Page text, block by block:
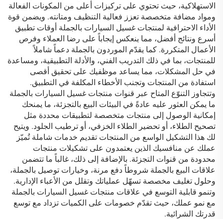
الاستهلاكية، حيث تحتوي على تركيزات أعلى من المكونات الفعالة
ومواد مضافة متخصصة تعزز فعالية التنظيف ومتانته. ويضمن قوة
الأداء الاحترافية لمنتجات غسيل السيارات بالجملة أوقات تطبيق
أسرع ونتائج أفضل، مما ينعكس إيجاباً على رضا العملاء وفرص
الأعمال المتكررة. كما يقدّم الموردون بالجملة دعماً شاملاً
للمنتجات، بما في ذلك التدريب الفني، والأدلة التطبيقية، ومساعدة
في حل المشكلات، مما يساعد موظفيك على تحقيق أقصى
استفادة من المنتجات وتجنب الأخطاء المكلفة في التطبيق.
وتتجاوز التنوّع المتاح عبر قنوات منتجات غسيل السيارات بالجملة
ما يمكن العثور عليه عادةً في البيئات البيع بالتجزئة، ما يمنحك
إمكانية الوصول إلى منتجات متخصصة لتطبيقات محددة مثل
تصحيح الطلاء، أو تحضير الطلاء الخزفي، أو ترطيب الجلود. ويتيح
لك هذا التشكيل الواسع من المنتجات تقديم خدمات شاملة تُميّز
عملك عن منافسيك الذين يعتمدون على تشكيلات منتجات
محدودة من قنوات التجزئة. بالإضافة إلى ذلك، غالباً ما تتضمن
علاقات البيع بالجملة شروطاً دفع مرنة، وخيارات توصيل بالجملة،
وحلول تغليف مخصصة تسهّل عملياتك وتقلل من الأعباء الإدارية.
وتنمو قابلية التوسع في علاقات منتجات غسيل السيارات بالجملة
مع نمو عملك، حيث تقدّم خصومات على الكميات تزداد مع توسع
قدرتك الشرائية.